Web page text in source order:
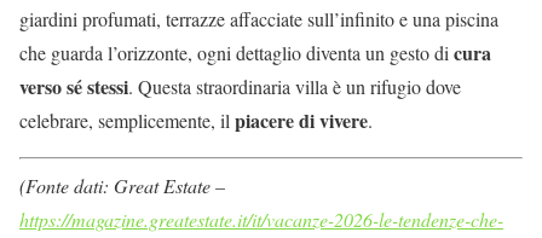
giardini profumati, terrazze affacciate sull’infinito e una piscina
che guarda l’orizzonte, ogni dettaglio diventa un gesto di cura
verso sé stessi. Questa straordinaria villa è un rifugio dove
celebrare, semplicemente, il piacere di vivere.
(Fonte dati: Great Estate –
https://magazine.greatestate.it/it/vacanze-2026-le-tendenze-che-